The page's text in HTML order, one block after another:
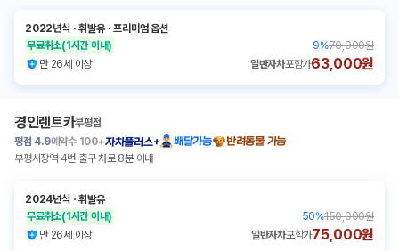
2022년식 ㆍ휘발유ㆍ프리미엄 옵션
무료취소(1시간 이내) 9%70,000원
만 26세 이상
일반자차포함가63,000원
경인렌트카부평점
평점 4.9예약수 100+자차플러스+ 배달가능
반려동물 가능
부평시장역 4번 출구 차로 8분 이내
2024년식 ㆍ휘발유
무료취소(1시간 이내) 50%150,000원
만 26세 이상
일반자차포함가75,000원